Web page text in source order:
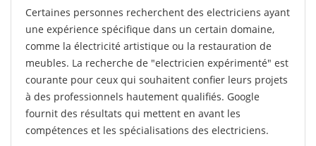
Certaines personnes recherchent des electriciens ayant
une expérience spécifique dans un certain domaine,
comme la électricité artistique ou la restauration de
meubles. La recherche de "electricien expérimenté" est
courante pour ceux qui souhaitent confier leurs projets
à des professionnels hautement qualifiés. Google
fournit des résultats qui mettent en avant les
compétences et les spécialisations des electriciens.